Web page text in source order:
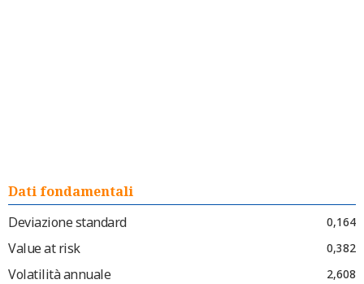
Dati fondamentali
Deviazione standard
0,164
Value at risk 0,382
Volatilità annuale 2,608